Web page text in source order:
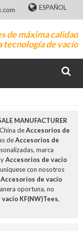
ESPAÑOL
de máxima calidad
tecnología de vacío
MANUFACTURER
deAccesorios de
deAccesorios de
marca
yAccesorios de vacío
con nosotros
Accesorios de vacío
oportuna, no
KF(NW)Tees,